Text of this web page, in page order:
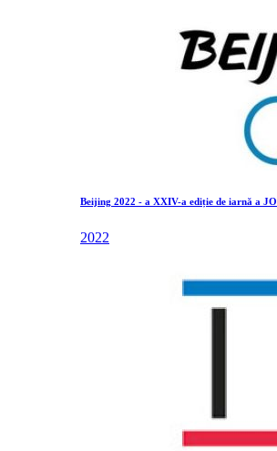
Beijing 2022 - a XXIV-a ediție de iarnă a JO
2022